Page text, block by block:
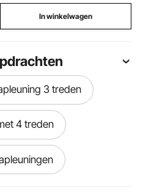
In winkelwagen
3 treden
4 treden